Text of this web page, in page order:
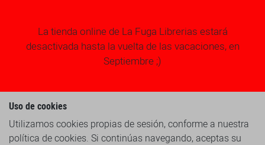
La tienda online de La Fuga Librerias estará
desactivada hasta la vuelta de las vacaciones, en
Septiembre ;)
Uso de cookies
Utilizamos cookies propias de sesión, conforme a nuestra
política de cookies. Si continúas navegando, aceptas su